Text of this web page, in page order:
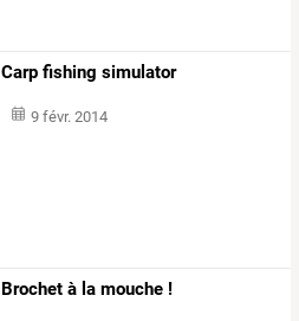
Carp fishing simulator
9 févr. 2014
Brochet à la mouche !